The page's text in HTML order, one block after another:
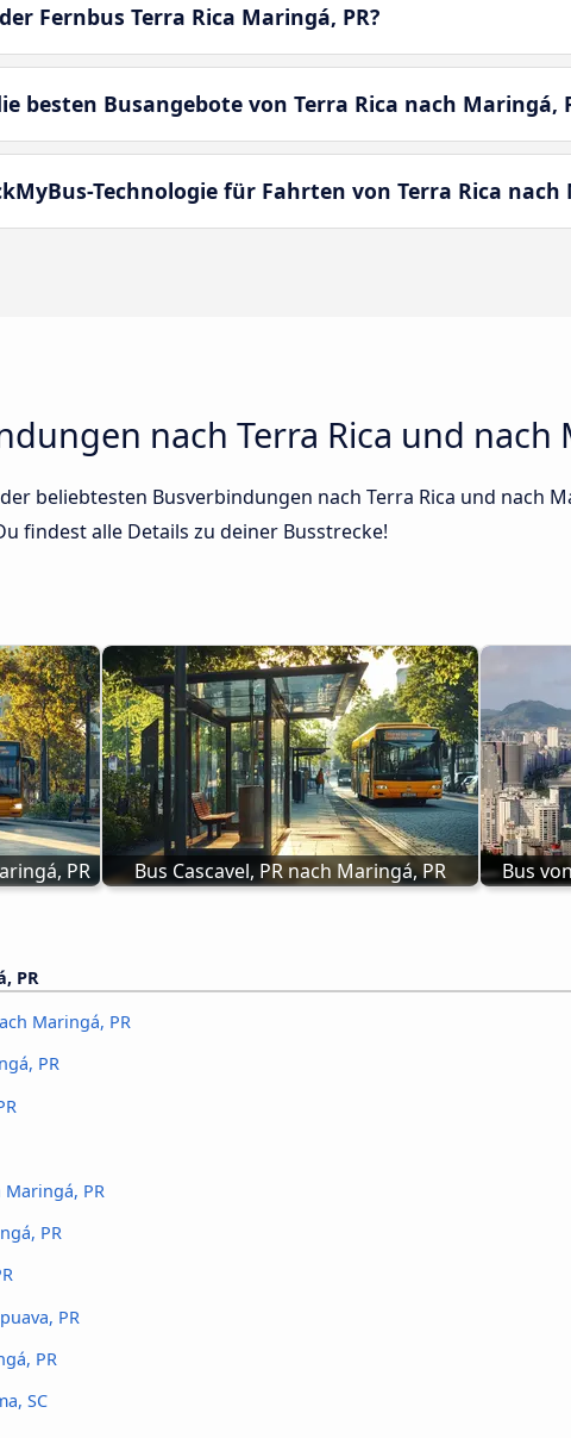
Fernbus Terra Rica Maringá, PR?
besten Busangebote von Terra Rica nach Maringá,
Technologie für Fahrten von Terra Rica nach
nach Terra Rica und nach
beliebtesten Busverbindungen nach Terra Rica und nach
findest alle Details zu deiner Busstrecke!
PR Bus Cascavel, PR nach Maringá, PR Bus
PR
Maringá, PR
PR
PR
PR
PR
PR
SC